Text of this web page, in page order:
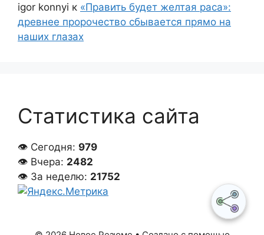
igor konnyi к «Править будет желтая раса»:
древнее пророчество сбывается прямо на
наших глазах
Статистика сайта
👁 Сегодня: 979
👁 Вчера: 2482
👁 За неделю: 21752